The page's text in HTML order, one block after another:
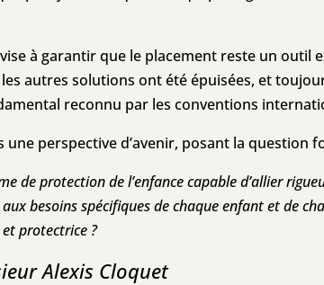
à garantir que le placement reste un outil
autres solutions ont été épuisées, et
reconnu par les conventions
une perspective d’avenir, posant la question
de protection de l’enfance capable d’allier
besoins spécifiques de chaque enfant et de
et protectrice ?
Alexis Cloquet